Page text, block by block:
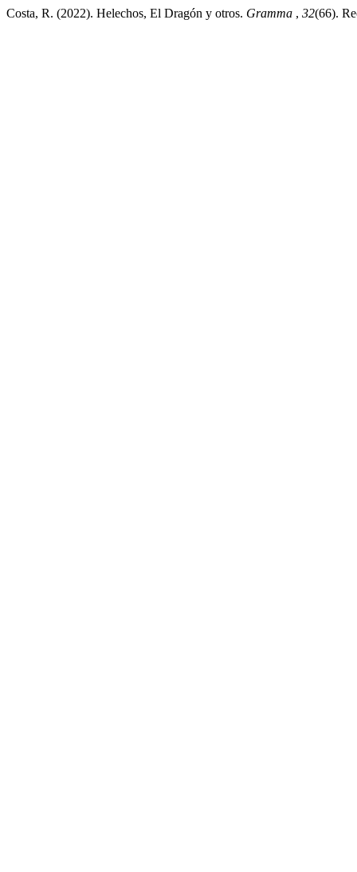
Costa, R. (2022). Helechos, El Dragón y otros. Gramma , 32(66).